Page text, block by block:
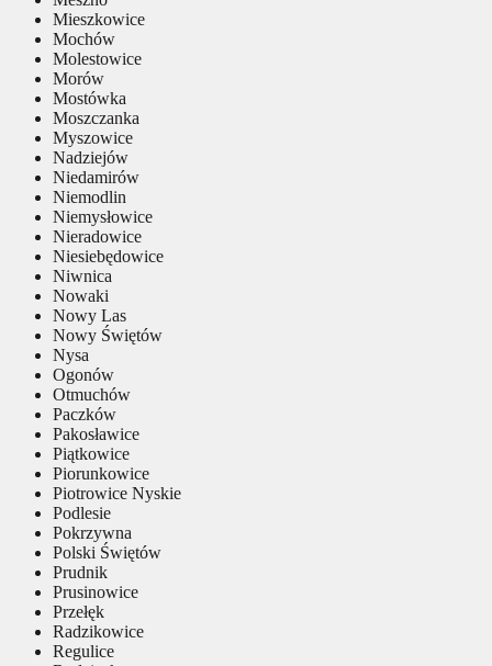
Mieszkowice
Mochów
Molestowice
Morów
Mostówka
Moszczanka
Myszowice
Nadziejów
Niedamirów
Niemodlin
Niemysłowice
Nieradowice
Niesiebędowice
Niwnica
Nowaki
Nowy Las
Nowy Świętów
Nysa
Ogonów
Otmuchów
Paczków
Pakosławice
Piątkowice
Piorunkowice
Piotrowice Nyskie
Podlesie
Pokrzywna
Polski Świętów
Prudnik
Prusinowice
Przełęk
Radzikowice
Regulice